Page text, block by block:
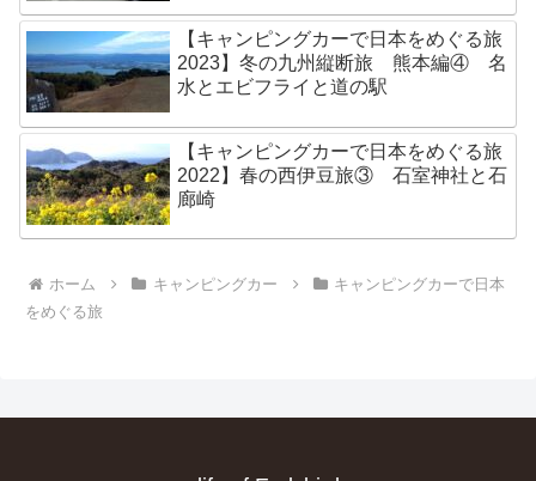
【キャンピングカーで日本をめぐる旅
2023】冬の九州縦断旅 熊本編④ 名
水とエビフライと道の駅
【キャンピングカーで日本をめぐる旅
2022】春の西伊豆旅③ 石室神社と石
廊崎
ホーム キャンピングカー
キャンピングカーで日本
をめぐる旅